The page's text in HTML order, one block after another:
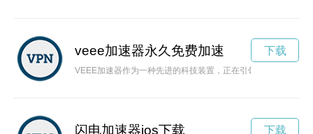
veee加速器永久免费加速
VEEE加速器作为一种先进的科技装置，正在引领着科技创新的
下载
闪电加速器ios下载 下载